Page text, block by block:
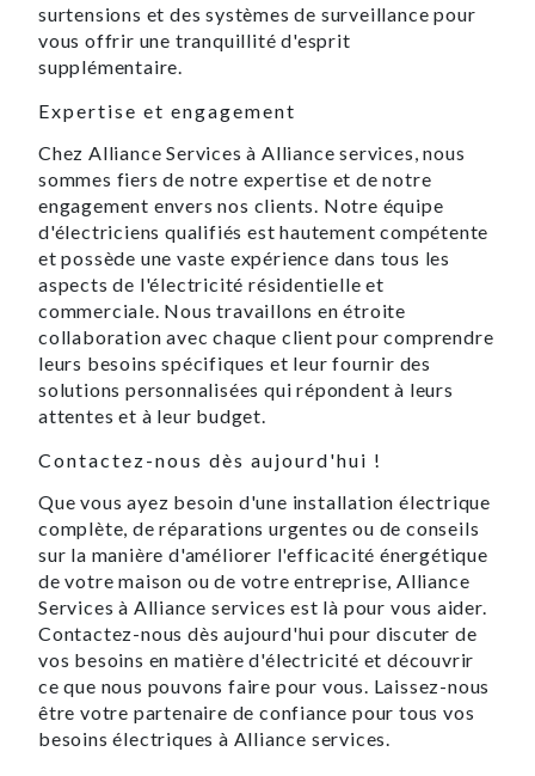
surtensions et des systèmes de surveillance pour
vous offrir une tranquillité d'esprit
supplémentaire.
Expertise et engagement
Chez Alliance Services à Alliance services, nous
sommes fiers de notre expertise et de notre
engagement envers nos clients. Notre équipe
d'électriciens qualifiés est hautement compétente
et possède une vaste expérience dans tous les
aspects de l'électricité résidentielle et
commerciale. Nous travaillons en étroite
collaboration avec chaque client pour comprendre
leurs besoins spécifiques et leur fournir des
solutions personnalisées qui répondent à leurs
attentes et à leur budget.
Contactez-nous dès aujourd'hui !
Que vous ayez besoin d'une installation électrique
complète, de réparations urgentes ou de conseils
sur la manière d'améliorer l'efficacité énergétique
de votre maison ou de votre entreprise, Alliance
Services à Alliance services est là pour vous aider.
Contactez-nous dès aujourd'hui pour discuter de
vos besoins en matière d'électricité et découvrir
ce que nous pouvons faire pour vous. Laissez-nous
être votre partenaire de confiance pour tous vos
besoins électriques à Alliance services.